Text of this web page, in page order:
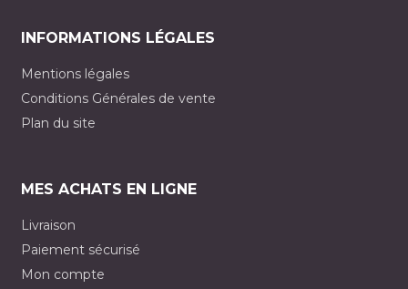
INFORMATIONS LÉGALES
Mentions légales
Conditions Générales de vente
Plan du site
MES ACHATS EN LIGNE
Livraison
Paiement sécurisé
Mon compte